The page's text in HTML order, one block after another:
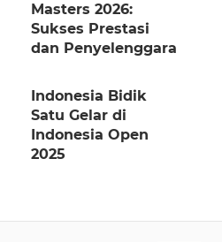
Masters 2026:
Sukses Prestasi
dan Penyelenggara
Indonesia Bidik
Satu Gelar di
Indonesia Open
2025